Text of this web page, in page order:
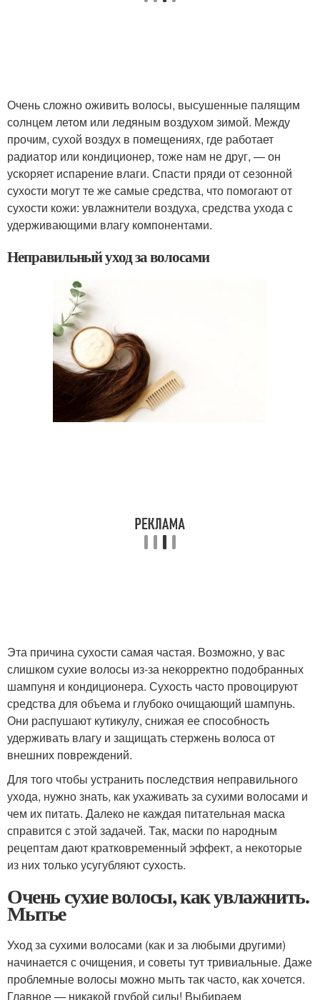
Очень сложно оживить волосы, высушенные палящим
солнцем летом или ледяным воздухом зимой. Между
прочим, сухой воздух в помещениях, где работает
радиатор или кондиционер, тоже нам не друг, — он
ускоряет испарение влаги. Спасти пряди от сезонной
сухости могут те же самые средства, что помогают от
сухости кожи: увлажнители воздуха, средства ухода с
удерживающими влагу компонентами.
Неправильный уход за волосами
Эта причина сухости самая частая. Возможно, у вас
слишком сухие волосы из-за некорректно подобранных
шампуня и кондиционера. Сухость часто провоцируют
средства для объема и глубоко очищающий шампунь.
Они распушают кутикулу, снижая ее способность
удерживать влагу и защищать стержень волоса от
внешних повреждений.
Для того чтобы устранить последствия неправильного
ухода, нужно знать, как ухаживать за сухими волосами и
чем их питать. Далеко не каждая питательная маска
справится с этой задачей. Так, маски по народным
рецептам дают кратковременный эффект, а некоторые
из них только усугубляют сухость.
Очень сухие волосы, как увлажнить.
Мытье
Уход за сухими волосами (как и за любыми другими)
начинается с очищения, и советы тут тривиальные. Даже
проблемные волосы можно мыть так часто, как хочется.
Главное — никакой грубой силы! Выбираем